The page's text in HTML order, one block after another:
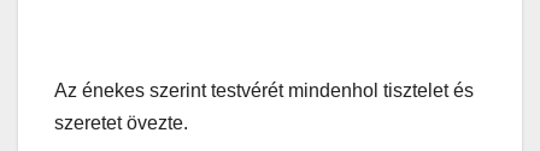
Az énekes szerint testvérét mindenhol tisztelet és
szeretet övezte.